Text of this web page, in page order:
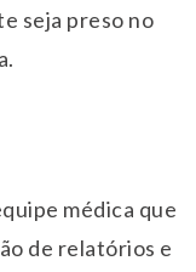
seja preso no
médica que
de relatórios e